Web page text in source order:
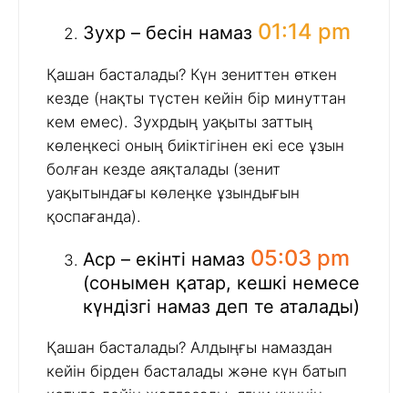
Зухр – бесін намаз 01:14 pm
Қашан басталады? Күн зениттен өткен
кезде (нақты түстен кейін бір минуттан
кем емес). Зухрдың уақыты заттың
көлеңкесі оның биіктігінен екі есе ұзын
болған кезде аяқталады (зенит
уақытындағы көлеңке ұзындығын
қоспағанда).
Аср – екінті намаз 05:03 pm
(сонымен қатар, кешкі немесе
күндізгі намаз деп те аталады)
Қашан басталады? Алдыңғы намаздан
кейін бірден басталады және күн батып